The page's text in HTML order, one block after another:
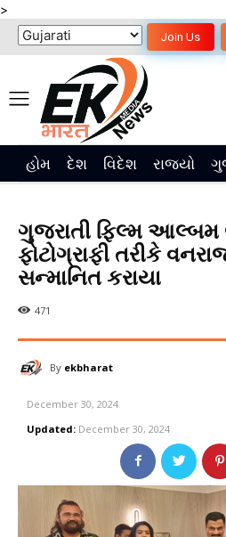
>
Join Us
હોમ દેશ વિદેશ રાજ્યો
ગુજરાતી ફિલ્મ આલ્બમ
ફોટોગ્રાફી તરીકે
સન્માનિત કરાયા
471
By ekbharat
December 30, 2024
Updated: December 30, 2024